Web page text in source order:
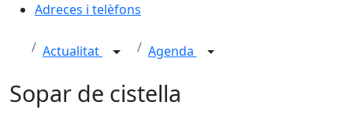
Adreces i telèfons
Actualitat Agenda
Sopar de cistella